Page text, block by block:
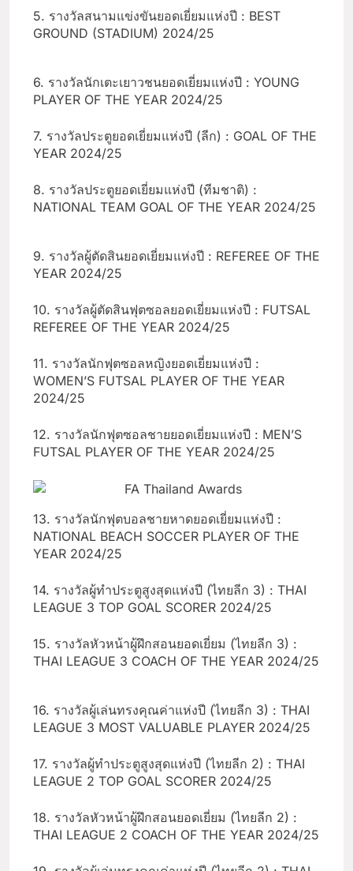
5. รางวัลสนามแข่งขันยอดเยี่ยมแห่งปี : BEST
GROUND (STADIUM) 2024/25
6. รางวัลนักเตะเยาวชนยอดเยี่ยมแห่งปี : YOUNG
PLAYER OF THE YEAR 2024/25
7. รางวัลประตูยอดเยี่ยมแห่งปี (ลีก) : GOAL OF THE
YEAR 2024/25
8. รางวัลประตูยอดเยี่ยมแห่งปี (ทีมชาติ) :
NATIONAL TEAM GOAL OF THE YEAR 2024/25
9. รางวัลผู้ตัดสินยอดเยี่ยมแห่งปี : REFEREE OF THE
YEAR 2024/25
10. รางวัลผู้ตัดสินฟุตซอลยอดเยี่ยมแห่งปี : FUTSAL
REFEREE OF THE YEAR 2024/25
11. รางวัลนักฟุตซอลหญิงยอดเยี่ยมแห่งปี :
WOMEN’S FUTSAL PLAYER OF THE YEAR
2024/25
12. รางวัลนักฟุตซอลชายยอดเยี่ยมแห่งปี : MEN’S
FUTSAL PLAYER OF THE YEAR 2024/25
13. รางวัลนักฟุตบอลชายหาดยอดเยี่ยมแห่งปี :
NATIONAL BEACH SOCCER PLAYER OF THE
YEAR 2024/25
14. รางวัลผู้ทำประตูสูงสุดแห่งปี (ไทยลีก 3) : THAI
LEAGUE 3 TOP GOAL SCORER 2024/25
15. รางวัลหัวหน้าผู้ฝึกสอนยอดเยี่ยม (ไทยลีก 3) :
THAI LEAGUE 3 COACH OF THE YEAR 2024/25
16. รางวัลผู้เล่นทรงคุณค่าแห่งปี (ไทยลีก 3) : THAI
LEAGUE 3 MOST VALUABLE PLAYER 2024/25
17. รางวัลผู้ทำประตูสูงสุดแห่งปี (ไทยลีก 2) : THAI
LEAGUE 2 TOP GOAL SCORER 2024/25
18. รางวัลหัวหน้าผู้ฝึกสอนยอดเยี่ยม (ไทยลีก 2) :
THAI LEAGUE 2 COACH OF THE YEAR 2024/25